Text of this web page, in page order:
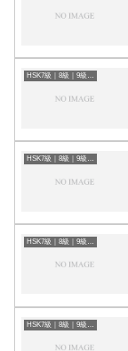
HSK7級｜8級｜9級レベルの中国語
HSK7級｜8級｜9級レベルの中国語